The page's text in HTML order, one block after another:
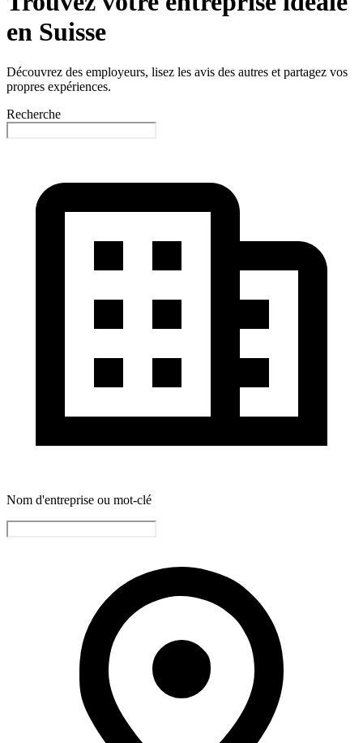
en Suisse
Découvrez des employeurs, lisez les avis des autres et partagez vos
propres expériences.
Recherche
Nom d'entreprise ou mot-clé